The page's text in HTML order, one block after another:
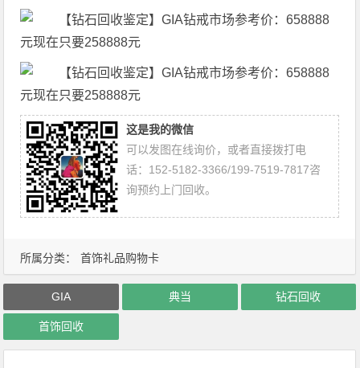
所属分类： 首饰礼品购物卡
这是我的微信
可以发图在线询价，或者直接拨打电
话：152-5182-3366/199-7519-7817咨
询预约上门回收。
GIA 典当 钻石回收
首饰回收